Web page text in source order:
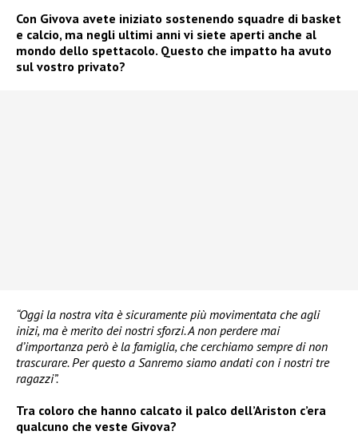
Con Givova avete iniziato sostenendo squadre di basket
e calcio, ma negli ultimi anni vi siete aperti anche al
mondo dello spettacolo. Questo che impatto ha avuto
sul vostro privato?
“Oggi la nostra vita è sicuramente più movimentata che agli
inizi, ma è merito dei nostri sforzi. A non perdere mai
d’importanza però è la famiglia, che cerchiamo sempre di non
trascurare. Per questo a Sanremo siamo andati con i nostri tre
ragazzi”.
Tra coloro che hanno calcato il palco dell’Ariston c’era
qualcuno che veste Givova?